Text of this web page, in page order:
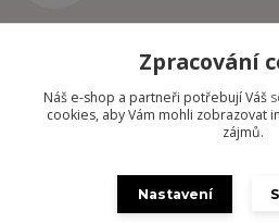
Copyright @ FREESTYLE-
Zpracování
Náš e-shop a partneři potřebují Váš
cookies, aby Vám mohli zobrazovat
zájmů.
Nastavení